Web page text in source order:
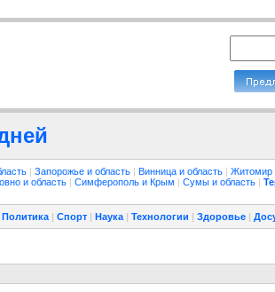
| Запорожье и область | Винница и область | Житомир
и область | Симферополь и Крым | Сумы и область |
Политика | Спорт | Наука | Технологии | Здоровье |